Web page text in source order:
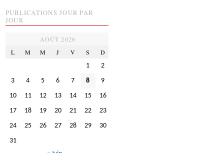
PUBLICATIONS JOUR PAR
JOUR
AOÛT 2026
L
M M J V S D
1
2
3
4 5 6 7 8
9
10
11 12 13 14 15
16
17
18 19 20 21 22
23
24
25 26 27 28 29
30
31